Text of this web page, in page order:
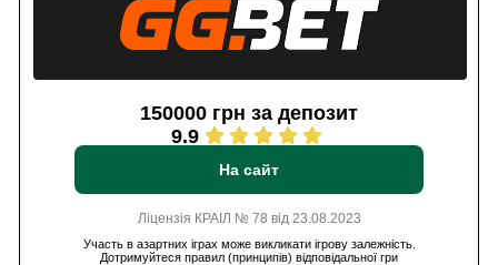
150000 грн за депозит
9.9
На сайт
Ліцензія КРАІЛ № 78 від 23.08.2023
Участь в азартних іграх може викликати ігрову залежність.
Дотримуйтеся правил (принципів) відповідальної гри